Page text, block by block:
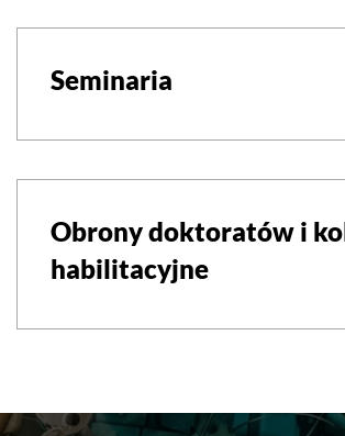
Seminaria
Obrony doktoratów i
habilitacyjne